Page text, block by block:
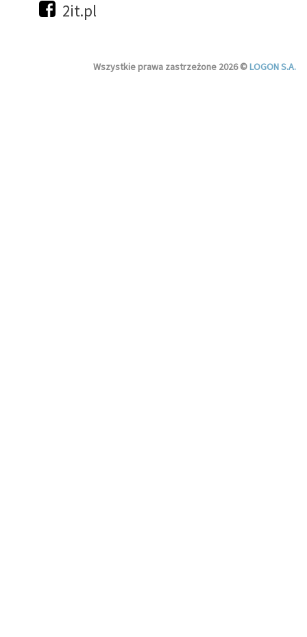
2it.pl
Wszystkie prawa zastrzeżone 2026 ©LOGON S.A.